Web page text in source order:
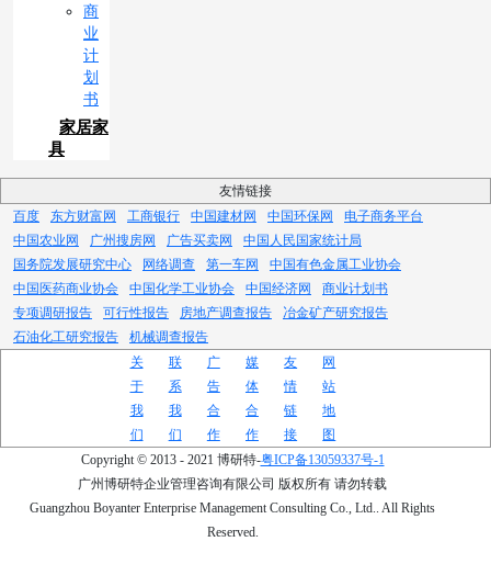
商
业
计
划
书
家居家
具
友情链接
百度
东方财富网 工商银行 中国建材网 中国环保网
电子商务平台
中国农业网
广州搜房网 广告买卖网
中国人民国家统计局
国务院发展研究中心
网络调查 第一车网
中国有色金属工业协会
中国医药商业协会
中国化学工业协会 中国经济网
商业计划书
专项调研报告
可行性报告 房地产调查报告
冶金矿产研究报告
石油化工研究报告
机械调查报告
关
于
我
们
联
系
我
们
广
告
合
作
媒
体
合
作
友
情
链
接
网
站
地
图
Copyright © 2013 - 2021 博研特-粤ICP备13059337号-1
广州博研特企业管理咨询有限公司 版权所有 请勿转载
Guangzhou Boyanter Enterprise Management Consulting Co., Ltd.. All Rights
Reserved.